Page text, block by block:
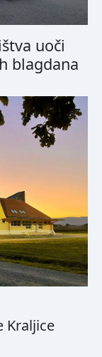
uoči
blagdana
Kraljice